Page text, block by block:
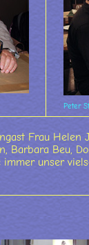
Peter
Frau Helen
Barbara Beu,
unser